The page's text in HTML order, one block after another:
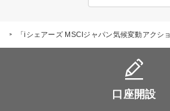
> 「iシェアーズ MSCIジャパン気候変動アクシ
口座開設